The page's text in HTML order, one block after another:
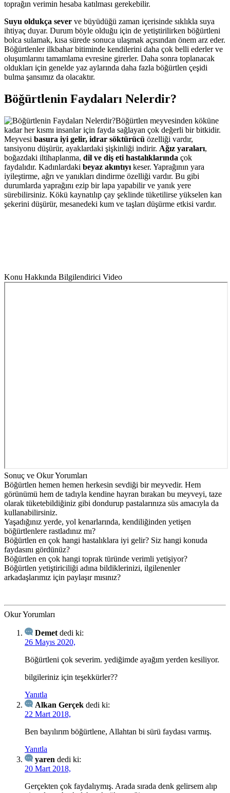
toprağın verimin hesaba katılması gerekebilir.
Suyu oldukça sever ve büyüdüğü zaman içerisinde sıklıkla suya
ihtiyaç duyar. Durum böyle olduğu için de yetiştirilirken böğürtleni
bolca sulamak, kısa sürede sonuca ulaşmak açısından önem arz eder.
Böğürtlenler ilkbahar bitiminde kendilerini daha çok belli ederler ve
oluşumlarını tamamlama evresine girerler. Daha sonra toplanacak
oldukları için genelde yaz aylarında daha fazla böğürtlen çeşidi
bulma şansımız da olacaktır.
Böğürtlenin Faydaları Nelerdir?
Böğürtlen meyvesinden köküne
kadar her kısmı insanlar için fayda sağlayan çok değerli bir bitkidir.
Meyvesi basura iyi gelir, idrar söktürücü özelliği vardır,
tansiyonu düşürür, ayaklardaki şişkinliği indirir. Ağız yaraları,
boğazdaki iltihaplanma, dil ve diş eti hastalıklarında çok
faydalıdır. Kadınlardaki beyaz akıntıyı keser. Yaprağının yara
iyileştirme, ağrı ve yanıkları dindirme özelliği vardır. Bu gibi
durumlarda yaprağını ezip bir lapa yapabilir ve yanık yere
sürebilirsiniz. Kökü kaynatılıp çay şeklinde tüketilirse yükselen kan
şekerini düşürür, mesanedeki kum ve taşları düşürme etkisi vardır.
Konu Hakkında Bilgilendirici Video
Sonuç ve Okur Yorumları
Böğürtlen hemen hemen herkesin sevdiği bir meyvedir. Hem
görünümü hem de tadıyla kendine hayran bırakan bu meyveyi, taze
olarak tüketebildiğiniz gibi dondurup pastalarınıza süs amacıyla da
kullanabilirsiniz.
Yaşadığınız yerde, yol kenarlarında, kendiliğinden yetişen
böğürtlenlere rastladınız mı?
Böğürtlen en çok hangi hastalıklara iyi gelir? Siz hangi konuda
faydasını gördünüz?
Böğürtlen en çok hangi toprak türünde verimli yetişiyor?
Böğürtlen yetiştiriciliği adına bildiklerinizi, ilgilenenler
arkadaşlarımız için paylaşır mısınız?
Okur Yorumları
Demet dedi ki:
26 Mayıs 2020,
Böğürtleni çok severim. yediğimde ayağım yerden kesiliyor.
bilgileriniz için teşekkürler??
Yanıtla
Alkan Gerçek dedi ki:
22 Mart 2018,
Ben bayılırım böğürtlene, Allahtan bi sürü faydası varmış.
Yanıtla
yaren dedi ki:
20 Mart 2018,
Gerçekten çok faydalıymış. Arada sırada denk gelirsem alıp